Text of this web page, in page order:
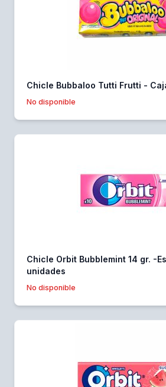
Chicle Bubbaloo Tutti Frutti -
No disponible
Chicle Orbit Bubblemint 14 gr. -
unidades
No disponible